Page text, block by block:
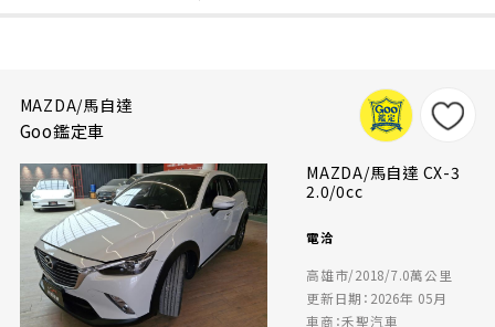
MAZDA/馬自達
Goo鑑定車
MAZDA/馬自達 CX-3
2.0/0cc
電洽
高雄市/2018/7.0萬公里
更新日期：2026年 05月
車商：禾聖汽車